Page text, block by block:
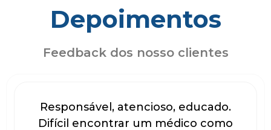
Depoimentos
Feedback dos nosso clientes
Responsável, atencioso, educado.
Difícil encontrar um médico como